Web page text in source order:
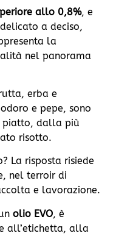
allo 0,8%, e
a deciso,
la
nel panorama
erba e
e pepe, sono
piatto, dalla più
risotto.
La risposta risiede
nel terroir di
e lavorazione.
olio EVO, è
all’etichetta, alla